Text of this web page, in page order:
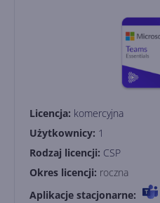
Licencja: komercyjna
Użytkownicy: 1
Rodzaj licencji: CSP
Okres licencji: roczna
Aplikacje stacjonarne: